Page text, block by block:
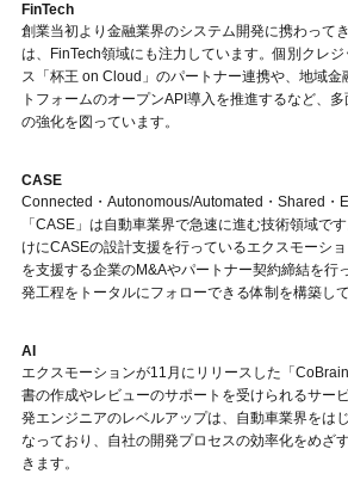
FinTech
創業当初より金融業界のシステム開発に携わって
は、FinTech領域にも注力しています。個別クレ
ス「杯王 on Cloud」のパートナー連携や、地域金
トフォームのオープンAPI導入を推進するなど、
の強化を図っています。
CASE
Connected・Autonomous/Automated・Shared・
「CASE」は自動車業界で急速に進む技術領域で
けにCASEの設計支援を行っているエクスモーシ
を支援する企業のM&Aやパートナー契約締結を行
発工程をトータルにフォローできる体制を構築して
AI
エクスモーションが11月にリリースした「
書の作成やレビューのサポートを受けられるサー
発エンジニアのレベルアップは、自動車業界をは
なっており、自社の開発プロセスの効率化をめざ
きます。